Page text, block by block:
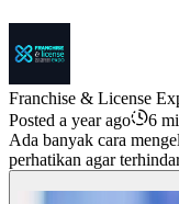
Franchise & License
Posted a year ago
6
Ada banyak cara
perhatikan agar